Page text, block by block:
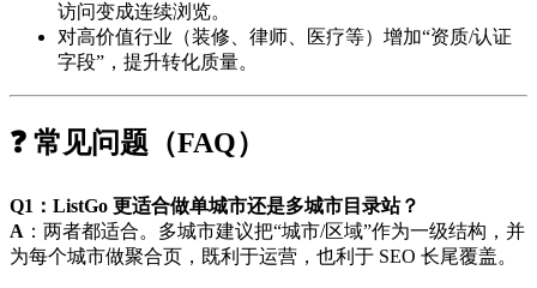
访问变成连续浏览。
对高价值行业（装修、律师、医疗等）增加“资质/认证
字段”，提升转化质量。
❓ 常见问题（FAQ）
Q1：ListGo 更适合做单城市还是多城市目录站？
A ：两者都适合。多城市建议把“城市/区域”作为一级结构，并
为每个城市做聚合页，既利于运营，也利于 SEO 长尾覆盖。